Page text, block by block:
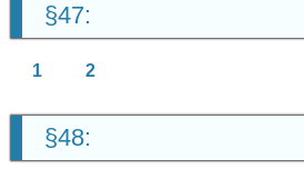
§47:
1 2
§48: